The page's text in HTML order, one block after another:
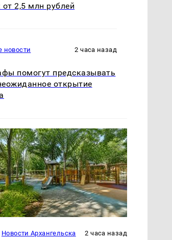
от 2,5 млн рублей
новости 2 часа назад
помогут предсказывать
открытие
Новости Архангельска 2 часа назад